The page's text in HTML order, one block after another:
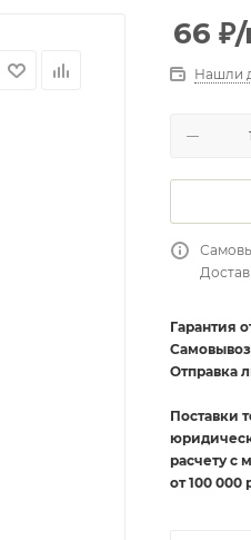
66 ₽
Нашли
Гарантия
Отправка
Поставки
расчету с
от 100 000